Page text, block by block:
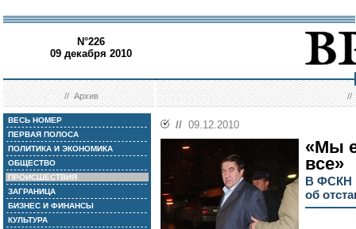
N°226
09 декабря 2010
//Архив //
ВЕСЬ НОМЕР
ПЕРВАЯ ПОЛОСА
ПОЛИТИКА И ЭКОНОМИКА
ОБЩЕСТВО
ПРОИСШЕСТВИЯ
ЗАГРАНИЦА
БИЗНЕС И ФИНАНСЫ
КУЛЬТУРА
// 09.12.2010
«Мы
все»
В ФСКН
об